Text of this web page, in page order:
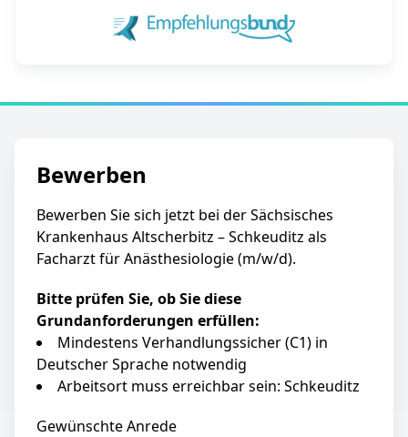
Bewerben
Bewerben Sie sich jetzt bei der Sächsisches
Krankenhaus Altscherbitz – Schkeuditz als
Facharzt für Anästhesiologie (m/w/d).
Bitte prüfen Sie, ob Sie diese
Grundanforderungen erfüllen:
Mindestens Verhandlungssicher (C1) in
Deutscher Sprache notwendig
Arbeitsort muss erreichbar sein: Schkeuditz
Gewünschte Anrede